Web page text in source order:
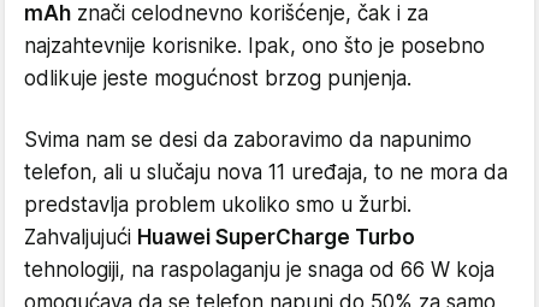
mAh znači celodnevno korišćenje, čak i za
najzahtevnije korisnike. Ipak, ono što je posebno
odlikuje jeste mogućnost brzog punjenja.
Svima nam se desi da zaboravimo da napunimo
telefon, ali u slučaju nova 11 uređaja, to ne mora da
predstavlja problem ukoliko smo u žurbi.
Zahvaljujući Huawei SuperCharge Turbo
tehnologiji, na raspolaganju je snaga od 66 W koja